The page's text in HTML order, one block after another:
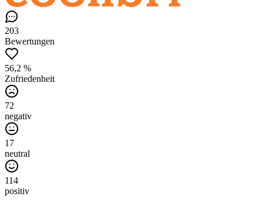
203
Bewertungen
56,2 %
Zufriedenheit
72
negativ
17
neutral
114
positiv